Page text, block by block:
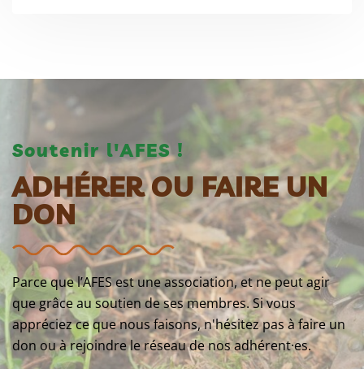
Soutenir l'AFES !
ADHÉRER OU FAIRE UN
DON
Parce que l’AFES est une association, et ne peut agir
que grâce au soutien de ses membres. Si vous
appréciez ce que nous faisons, n'hésitez pas à faire un
don ou à rejoindre le réseau de nos adhérent·es.